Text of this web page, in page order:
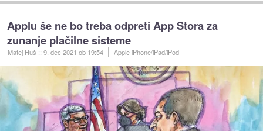
Applu še ne bo treba odpreti App Stora za
zunanje plačilne sisteme
Matej Huš ::9. dec 2021 ob 19:54 Apple iPhone/iPad/iPod